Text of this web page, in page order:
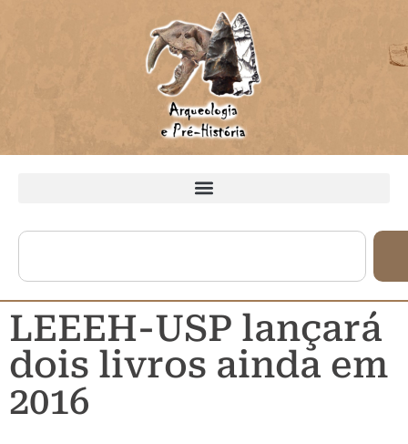
LEEEH-USP lançará
dois livros ainda em
2016